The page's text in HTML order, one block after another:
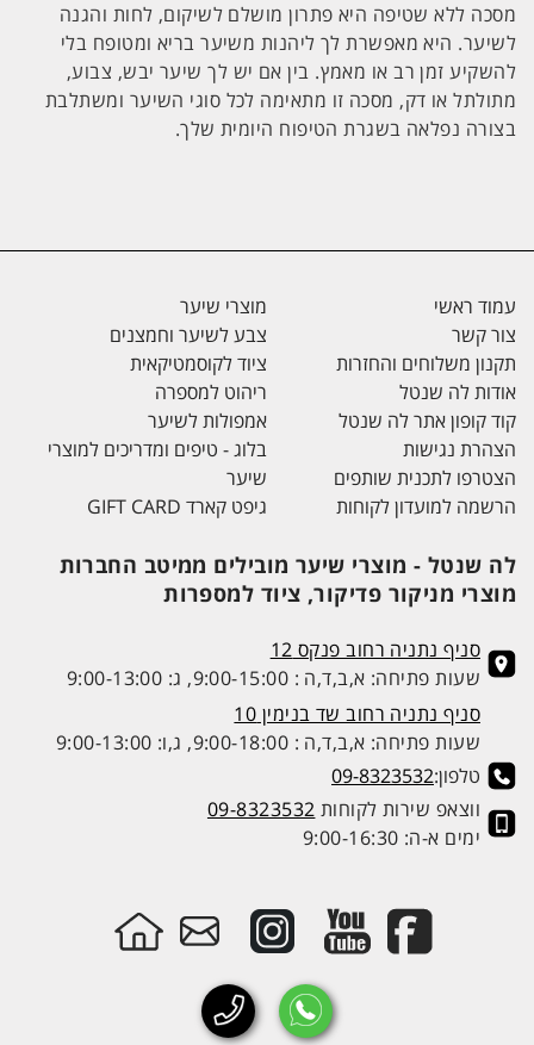
מסכה ללא שטיפה היא פתרון מושלם לשיקום, לחות והגנה
לשיער. היא מאפשרת לך ליהנות משיער בריא ומטופח בלי
להשקיע זמן רב או מאמץ. בין אם יש לך שיער יבש, צבוע,
מתולתל או דק, מסכה זו מתאימה לכל סוגי השיער ומשתלבת
בצורה נפלאה בשגרת הטיפוח היומית שלך.
עמוד ראשי
צור קשר
תקנון משלוחים והחזרות
אודות לה שנטל
קוד קופון אתר לה שנטל
הצהרת נגישות
הצטרפו לתכנית שותפים
הרשמה למועדון לקוחות
מוצרי שיער
צבע לשיער וחמצנים
ציוד לקוסמטיקאית
ריהוט למספרה
אמפולות לשיער
בלוג - טיפים ומדריכים למוצרי
שיער
גיפט קארד GIFT CARD
לה שנטל - מוצרי שיער מובילים ממיטב החברות
מוצרי מניקור פדיקור, ציוד למספרות
סניף נתניה רחוב פנקס 12
שעות פתיחה: א,ב,ד,ה : 9:00-15:00, ג: 9:00-13:00
סניף נתניה רחוב שד בנימין 10
שעות פתיחה: א,ב,ד,ה : 9:00-18:00, ג,ו: 9:00-13:00
טלפון:09-8323532
ווצאפ שירות לקוחות 09-8323532
ימים א-ה: 9:00-16:30